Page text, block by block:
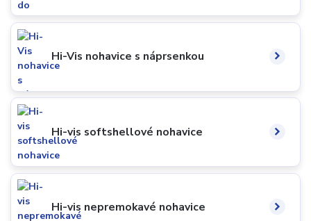
Hi-Vis nohavice s náprsenkou
Hi-vis softshellové nohavice
Hi-vis nepremokavé nohavice